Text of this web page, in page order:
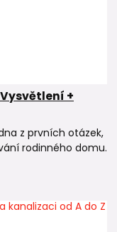
+
z prvních otázek,
rodinného domu.